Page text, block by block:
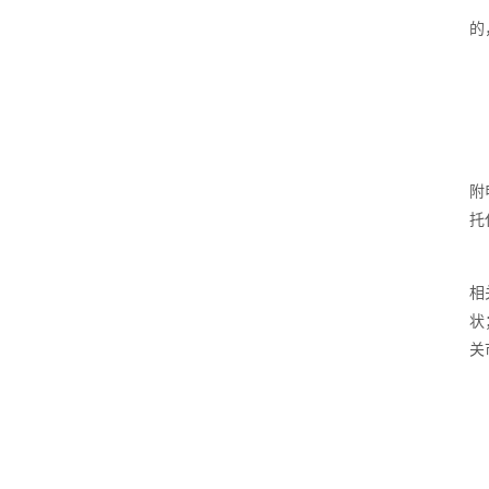
托
相
状